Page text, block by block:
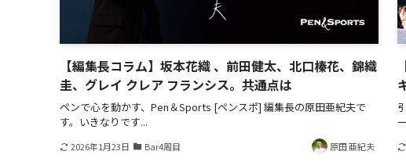
【編集長コラム】坂本花織 、前田健太、北口榛花、錦織
圭、グレイ クレア フランシス。共通点は
ペンで心を動かす、Pen＆Sports [ペンスポ] 編集長の原田亜紀夫で
す。いきなりです...
2026年1月23日 Bar4周目 原田 亜紀夫